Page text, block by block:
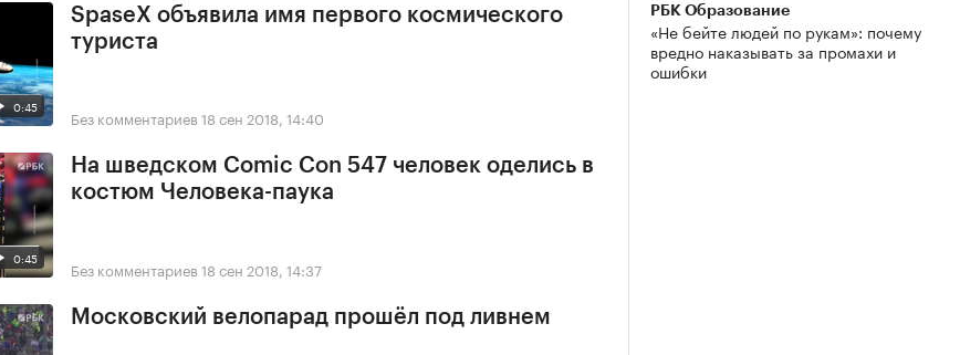
0:45
SpaseX объявила имя первого космического
туриста
Без комментариев 18 сен 2018, 14:40
0:45
На шведском Comic Con 547 человек оделись в
костюм Человека-паука
Без комментариев 18 сен 2018, 14:37
Московский велопарад прошёл под ливнем
РБК Образование
«Не бейте людей по рукам»: почему
вредно наказывать за промахи и
ошибки